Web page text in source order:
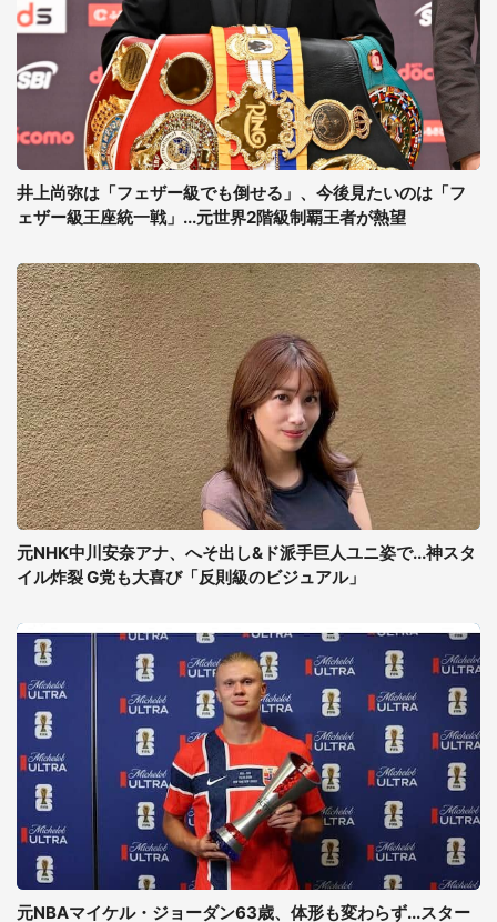
井上尚弥は「フェザー級でも倒せる」、今後見たいのは「フ
ェザー級王座統一戦」...元世界2階級制覇王者が熱望
元NHK中川安奈アナ、へそ出し&ド派手巨人ユニ姿で...神スタ
イル炸裂 G党も大喜び「反則級のビジュアル」
元NBAマイケル・ジョーダン63歳、体形も変わらず...スター